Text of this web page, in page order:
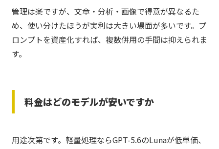
管理は楽ですが、文章・分析・画像で得意が異なるた
め、使い分けたほうが実利は大きい場面が多いです。プ
ロンプトを資産化すれば、複数併用の手間は抑えられま
す。
料金はどのモデルが安いですか
用途次第です。軽量処理ならGPT-5.6のLunaが低単価、